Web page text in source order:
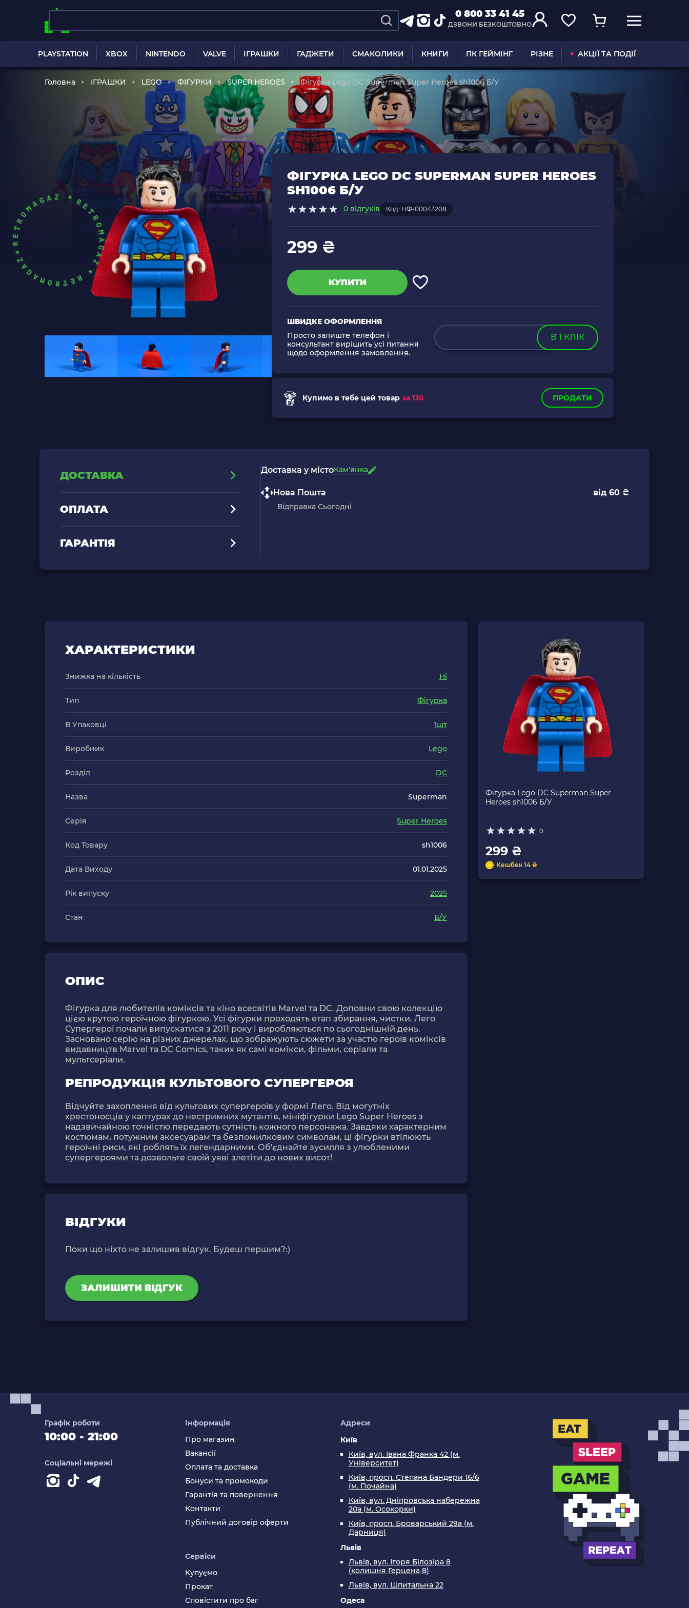
0 800 33 41 45
ДЗВОНИ БЕЗКОШТОВНО
PLAYSTATION XBOX NINTENDO VALVE ІГРАШКИ ГАДЖЕТИ СМАКОЛИКИ КНИГИ ПК ГЕЙМІНГ РІЗНЕ АКЦІЇ ТА ПОДІЇ
Головна ІГРАШКИ LEGO ФІГУРКИ SUPER HEROES Фігурка Lego DC Superman Super Heroes sh1006 Б/У
ФІГУРКА LEGO DC SUPERMAN SUPER HEROES
SH1006 Б/У
0 відгуків Код: НФ-00043208
299 ₴
КУПИТИ
ШВИДКЕ ОФОРМЛЕННЯ
Просто залиште телефон і
консультант вирішить усі питання
щодо оформлення замовлення.
В 1 КЛІК
Купимо в тебе цей товар за 130 ПРОДАТИ
ДОСТАВКА
ОПЛАТА
ГАРАНТІЯ
Доставка у містоКам'янка
Нова Пошта від 60 ₴
Відправка Сьогодні
ХАРАКТЕРИСТИКИ
Знижка на кількість Ні
Тип Фігурка
В Упаковці 1шт
Виробник Lego
Розділ DC
Назва Superman
Серія Super Heroes
Код Товару sh1006
Дата Виходу 01.01.2025
Рік випуску 2025
Стан Б/У
ОПИС
Фігурка для любителів коміксів та кіно всесвітів Marvel та DC. Доповни свою колекцію
цією крутою героїчною фігуркою. Усі фігурки проходять етап збирання, чистки. Лего
Супергерої почали випускатися з 2011 року і виробляються по сьогоднішній день.
Засновано серію на різних джерелах, що зображують сюжети за участю героїв коміксів
видавництв Marvel та DC Comics, таких як самі комікси, фільми, серіали та
мультсеріали.
РЕПРОДУКЦІЯ КУЛЬТОВОГО СУПЕРГЕРОЯ
Відчуйте захоплення від культових супергероїв у формі Лего. Від могутніх
хрестоносців у каптурах до нестримних мутантів, мініфігурки Lego Super Heroes з
надзвичайною точністю передають сутність кожного персонажа. Завдяки характерним
костюмам, потужним аксесуарам та безпомилковим символам, ці фігурки втілюють
героїчні риси, які роблять їх легендарними. Об'єднайте зусилля з улюбленими
супергероями та дозвольте своїй уяві злетіти до нових висот!
ВІДГУКИ
Поки що ніхто не залишив відгук. Будеш першим?:)
ЗАЛИШИТИ ВІДГУК
Фігурка Lego DC Superman Super
Heroes sh1006 Б/У
0
299 ₴
Кешбек 14 ₴
Графік роботи
10:00 - 21:00
Соціальні мережі
Інформація
Про магазин
Вакансії
Оплата та доставка
Бонуси та промокоди
Гарантія та повернення
Контакти
Публічний договір оферти
Сервіси
Купуємо
Прокат
Сповістити про баг
Адреси
Київ
Київ, вул. Івана Франка 42 (м.
Університет)
Київ, просп. Степана Бандери 16/6
(м. Почайна)
Київ, вул. Дніпровська набережна
20а (м. Осокорки)
Київ, просп. Броварський 29а (м.
Дарниця)
Львів
Львів, вул. Ігоря Білозіра 8
(колишня Герцена 8)
Львів, вул. Шпитальна 22
Одеса